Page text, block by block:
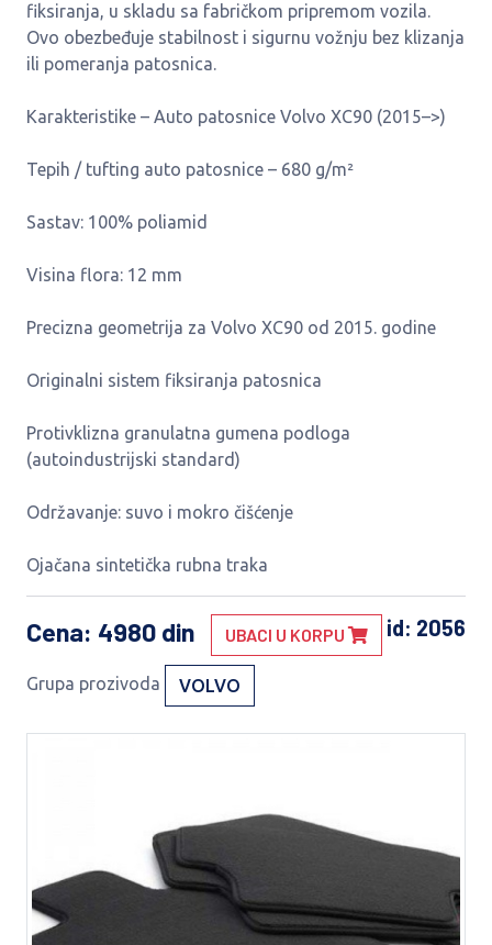
fiksiranja, u skladu sa fabričkom pripremom vozila.
Ovo obezbeđuje stabilnost i sigurnu vožnju bez klizanja
ili pomeranja patosnica.
Karakteristike – Auto patosnice Volvo XC90 (2015–>)
Tepih / tufting auto patosnice – 680 g/m²
Sastav: 100% poliamid
Visina flora: 12 mm
Precizna geometrija za Volvo XC90 od 2015. godine
Originalni sistem fiksiranja patosnica
Protivklizna granulatna gumena podloga
(autoindustrijski standard)
Održavanje: suvo i mokro čišćenje
Ojačana sintetička rubna traka
Cena: 4980 din id: 2056
UBACI U KORPU
Grupa prozivoda VOLVO